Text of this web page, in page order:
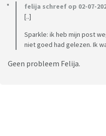
felija schreef op 02-07-
[..]
Sparkle: ik heb mijn post
niet goed had gelezen. Ik
Geen probleem Felija.